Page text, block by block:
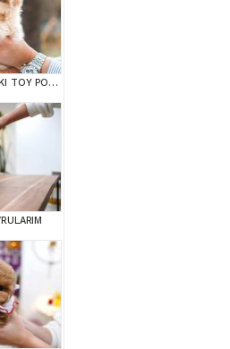
SHOW DUZEYDEKI TOY POODLE BEBEKLERIM